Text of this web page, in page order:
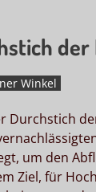
der
Winkel
Durchstich
um den
Ziel, für